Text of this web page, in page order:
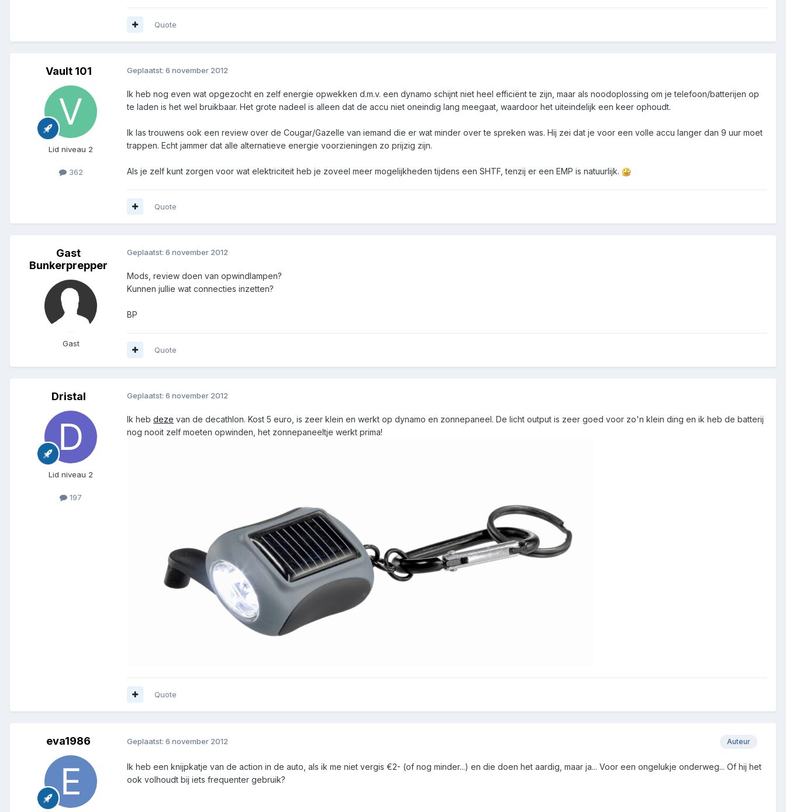
Quote
Vault 101
Lid niveau 2
362
Geplaatst: 6 november 2012
Ik heb nog even wat opgezocht en zelf energie opwekken d.m.v. een dynamo schijnt niet heel efficiënt te zijn, maar als noodoplossing om je telefoon/batterijen op
te laden is het wel bruikbaar. Het grote nadeel is alleen dat de accu niet oneindig lang meegaat, waardoor het uiteindelijk een keer ophoudt.
Ik las trouwens ook een review over de Cougar/Gazelle van iemand die er wat minder over te spreken was. Hij zei dat je voor een volle accu langer dan 9 uur moet
trappen. Echt jammer dat alle alternatieve energie voorzieningen zo prijzig zijn.
Als je zelf kunt zorgen voor wat elektriciteit heb je zoveel meer mogelijkheden tijdens een SHTF, tenzij er een EMP is natuurlijk.
Quote
Gast
Bunkerprepper
Gast
Geplaatst: 6 november 2012
Mods, review doen van opwindlampen?
Kunnen jullie wat connecties inzetten?
BP
Quote
Dristal
Lid niveau 2
197
Geplaatst: 6 november 2012
Ik heb deze van de decathlon. Kost 5 euro, is zeer klein en werkt op dynamo en zonnepaneel. De licht output is zeer goed voor zo'n klein ding en ik heb de batterij
nog nooit zelf moeten opwinden, het zonnepaneeltje werkt prima!
Quote
eva1986 Auteur
Geplaatst: 6 november 2012
Ik heb een knijpkatje van de action in de auto, als ik me niet vergis €2- (of nog minder...) en die doen het aardig, maar ja... Voor een ongelukje onderweg... Of hij het
ook volhoudt bij iets frequenter gebruik?